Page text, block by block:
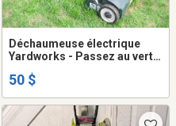
Déchaumeuse électrique
Yardworks - Passez au vert
50 $